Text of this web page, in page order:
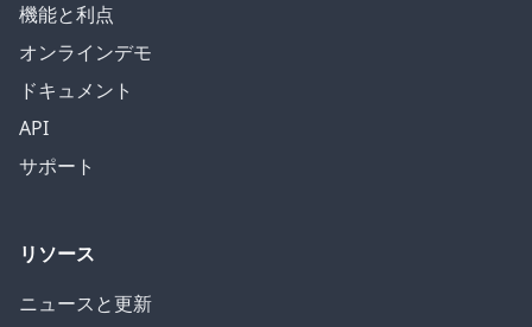
機能と利点
オンラインデモ
ドキュメント
API
サポート
リソース
ニュースと更新